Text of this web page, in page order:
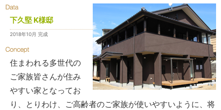
下久堅 K様邸
2018年10月 完成
住まわれる多世代の
ご家族皆さんが住み
やすい家となってお
り、とりわけ、ご高齢者のご家族が使いやすいように、将